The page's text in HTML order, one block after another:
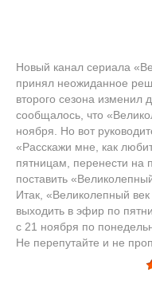
Новый канал сериала
принял неожиданное
второго сезона изменил
сообщалось, что
ноября. Но вот
«Расскажи мне, как
пятницам, перенести на
поставить
Итак, «Великолепный
выходить в эфир по
с 21 ноября по
Не перепутайте и не